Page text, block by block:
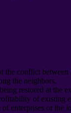
​​the conflict
the neighbors.
restored at the
of existing
enterprises or the